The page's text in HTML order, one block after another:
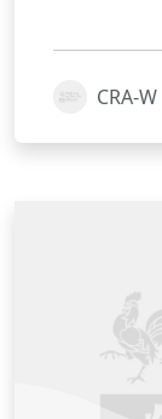
CRA-W